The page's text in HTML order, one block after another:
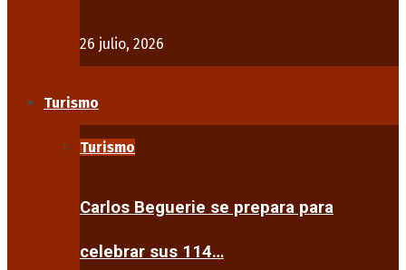
26 julio, 2026
Turismo
Turismo
Carlos Beguerie se prepara para
celebrar sus 114…